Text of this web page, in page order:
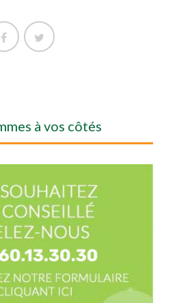
à vos côtés